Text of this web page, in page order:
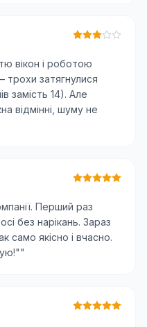
вікон і роботою
трохи затягнулися
замість 14). Але
відмінні, шуму не
Перший раз
без нарікань. Зараз
само якісно і вчасно.
"